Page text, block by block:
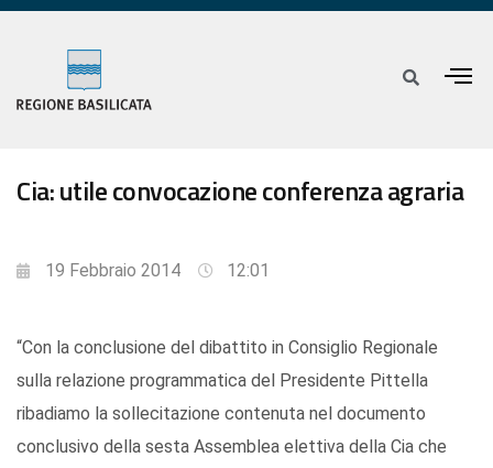
Cia: utile convocazione conferenza agraria
19 Febbraio 2014 12:01
“Con la conclusione del dibattito in Consiglio Regionale
sulla relazione programmatica del Presidente Pittella
ribadiamo la sollecitazione contenuta nel documento
conclusivo della sesta Assemblea elettiva della Cia che